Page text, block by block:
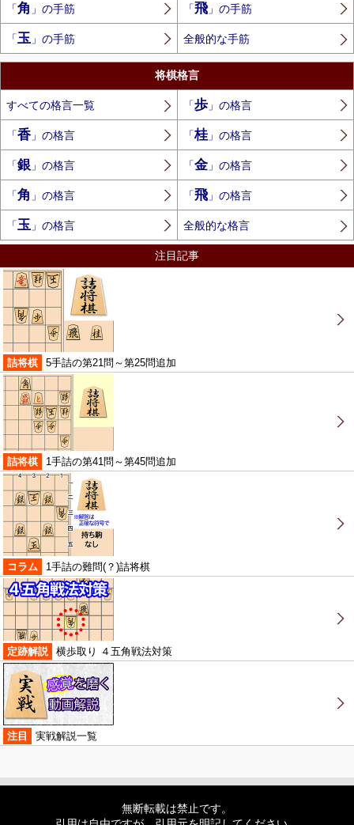
「角 」の手筋 「飛」の手筋
「玉 」の手筋 全般的な手筋
将棋格言
すべての格言一覧 「歩」の格言
「香」の格言 「桂」の格言
「銀 」の格言 「金」の格言
「角 」の格言 「飛」の格言
「玉 」の格言 全般的な格言
注目記事
詰将棋 5手詰の第21問～第25問追加
詰将棋 1手詰の第41問～第45問追加
コラム 1手詰の難問(？)詰将棋
定跡解説 横歩取り ４五角戦法対策
注目 実戦解説一覧
無断転載は禁止です。